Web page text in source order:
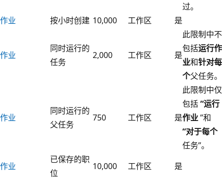
过。
作业
按小时创建 10,000 工作区 是
作业
同时运行的
任务
2,000 工作区 是
此限制中不
包括运行作
业和针对每
个父任务。
作业
同时运行的
父任务
750 工作区 是
此限制中仅
包括“运行
作业”和
“对于每个
任务”。
作业
已保存的职
位
10,000 工作区
是